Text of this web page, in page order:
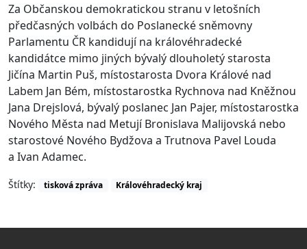
Za Občanskou demokratickou stranu v letošních
předčasných volbách do Poslanecké sněmovny
Parlamentu ČR kandidují na královéhradecké
kandidátce mimo jiných bývalý dlouholetý starosta
Jičína Martin Puš, místostarosta Dvora Králové nad
Labem Jan Bém, místostarostka Rychnova nad Kněžnou
Jana Drejslová, bývalý poslanec Jan Pajer, místostarostka
Nového Města nad Metují Bronislava Malijovská nebo
starostové Nového Bydžova a Trutnova Pavel Louda
a Ivan Adamec.
Štítky: tisková zpráva Královéhradecký kraj